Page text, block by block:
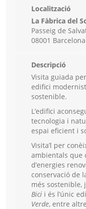
Localització
La Fàbrica del
Passeig de
08001 Barcelona
Descripció
Visita guiada
edifici
sostenible.
L’edifici
tecnologia i
espai eficient i
Visita’l per
ambientals que
d’energies
conservació de
més
Bici i és l’únic
Verde, entre